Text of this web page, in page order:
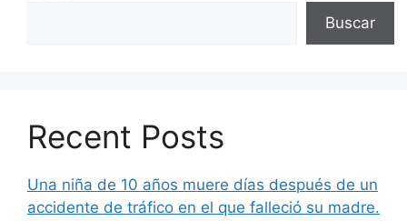
Buscar
Recent Posts
Una niña de 10 años muere días después de un
accidente de tráfico en el que falleció su madre.